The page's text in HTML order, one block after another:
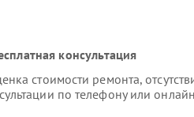
консультация
стоимости ремонта,
по телефону или